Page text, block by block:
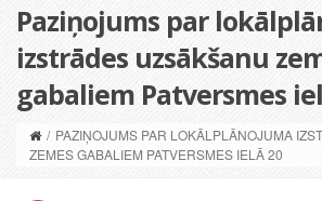
Paziņojums par
izstrādes uzsākšanu
gabaliem Patversmes
/ PAZIŅOJUMS PAR LOKĀLPLĀNOJUMA
ZEMES GABALIEM PATVERSMES IELĀ 20